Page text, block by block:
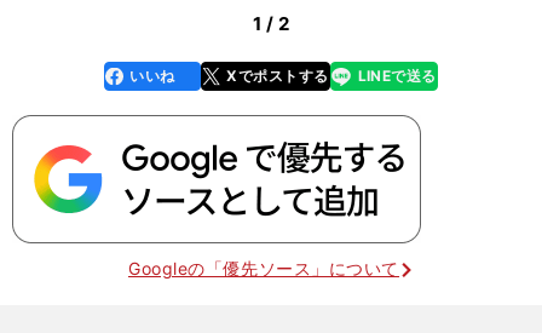
1 / 2
faceboo
k
いいね Xでポストする
line LINEで送る
Googleの「優先ソース」について